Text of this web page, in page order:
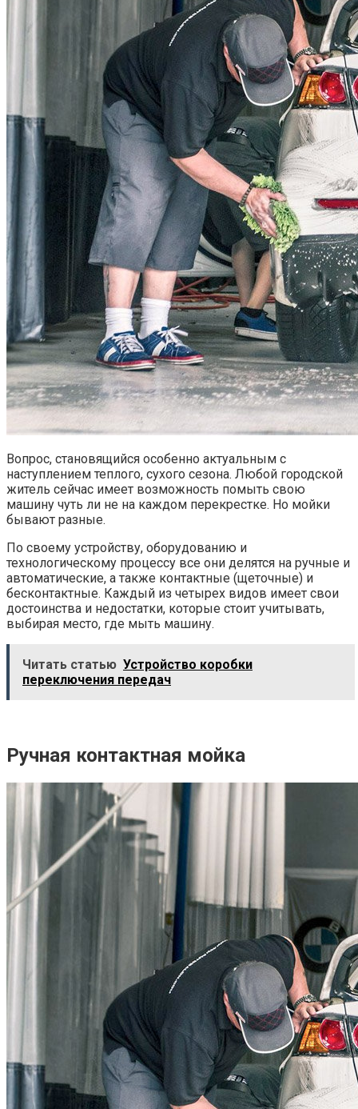
Вопрос, становящийся особенно актуальным с
наступлением теплого, сухого сезона. Любой городской
житель сейчас имеет возможность помыть свою
машину чуть ли не на каждом перекрестке. Но мойки
бывают разные.
По своему устройству, оборудованию и
технологическому процессу все они делятся на ручные и
автоматические, а также контактные (щеточные) и
бесконтактные. Каждый из четырех видов имеет свои
достоинства и недостатки, которые стоит учитывать,
выбирая место, где мыть машину.
Читать статью Устройство коробки
переключения передач
Ручная контактная мойка